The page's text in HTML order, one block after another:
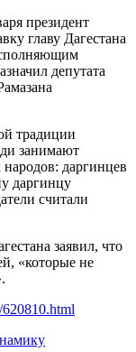
президент
главу Дагестана
депутата
традиции
занимают
даргинцев
даргинцу
считали
заявил, что
«которые не